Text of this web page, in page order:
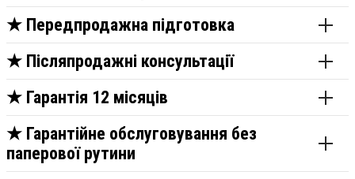
★ Передпродажна підготовка
★ Післяпродажні консультації
★ Гарантія 12 місяців
★ Гарантійне обслуговування без
паперової рутини